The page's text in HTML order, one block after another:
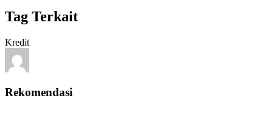
Tag Terkait
Kredit
Rekomendasi